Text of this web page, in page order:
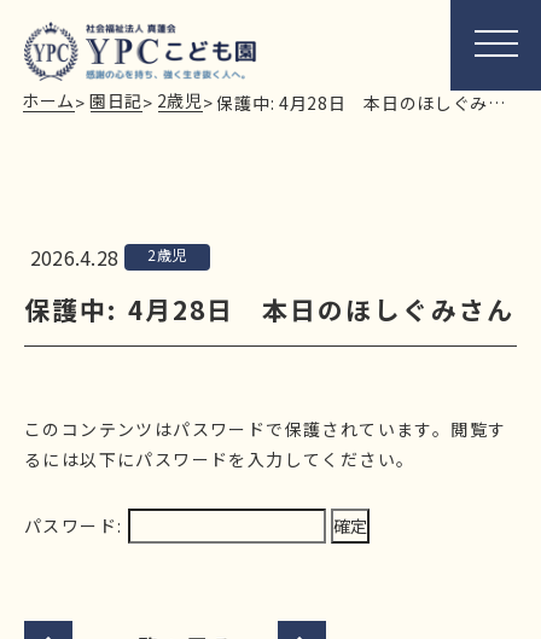
ホーム> 園日記> 2歳児> 保護中: 4月28日 本日のほしぐみさん
2026.4.28 2歳児
保護中: 4月28日 本日のほしぐみさん
このコンテンツはパスワードで保護されています。閲覧す
るには以下にパスワードを入力してください。
パスワード: